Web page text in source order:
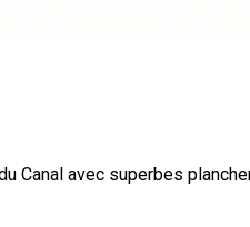
Canal avec superbes